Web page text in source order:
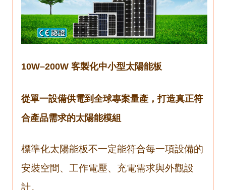
10W–200W 客製化中小型太陽能板
從單一設備供電到全球專案量產，打造真正符
合產品需求的太陽能模組
標準化太陽能板不一定能符合每一項設備的
安裝空間、工作電壓、充電需求與外觀設
計。